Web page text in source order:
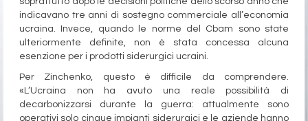
indicavano tre anni di sostegno commerciale all’economia
ucraina. Invece, quando le norme del Cbam sono state
ulteriormente definite, non è stata concessa alcuna
esenzione per i prodotti siderurgici ucraini.
Per Zinchenko, questo è difficile da comprendere.
«L’Ucraina non ha avuto una reale possibilità di
decarbonizzarsi durante la guerra: attualmente sono
operativi solo cinque impianti siderurgici e le aziende hanno